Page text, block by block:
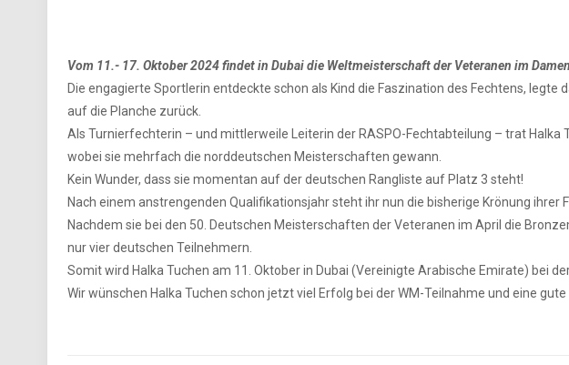
Vom 11.- 17. Oktober 2024 findet in Dubai die Weltmeisterschaft der Veteranen im
Die engagierte Sportlerin entdeckte schon als Kind die Faszination des Fechtens,
auf die Planche zurück.
Als Turnierfechterin – und mittlerweile Leiterin der RASPO-Fechtabteilung – trat
wobei sie mehrfach die norddeutschen Meisterschaften gewann.
Kein Wunder, dass sie momentan auf der deutschen Rangliste auf Platz 3 steht!
Nach einem anstrengenden Qualifikationsjahr steht ihr nun die bisherige Krönung ihrer
Nachdem sie bei den 50. Deutschen Meisterschaften der Veteranen im April die
nur vier deutschen Teilnehmern.
Somit wird Halka Tuchen am 11. Oktober in Dubai (Vereinigte Arabische Emirate) bei
Wir wünschen Halka Tuchen schon jetzt viel Erfolg bei der WM-Teilnahme und eine